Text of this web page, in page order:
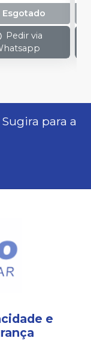
Esgotado
Pedir via
Sugira para a
e